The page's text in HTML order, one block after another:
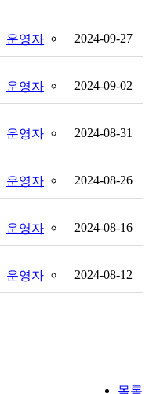
운영자 2024-09-27
운영자 2024-09-02
운영자 2024-08-31
운영자 2024-08-26
운영자 2024-08-16
운영자 2024-08-12
목록